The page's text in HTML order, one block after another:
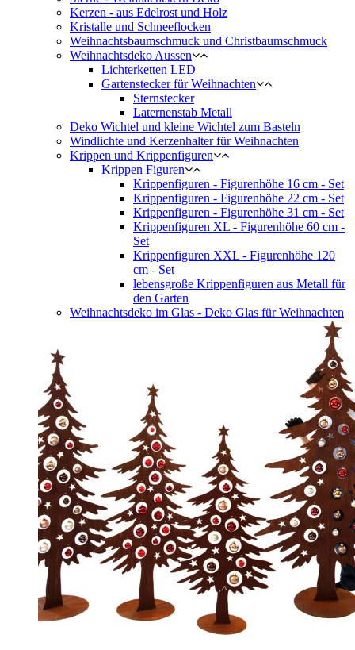
Kerzen - aus Edelrost und Holz
Kristalle und Schneeflocken
Weihnachtsbaumschmuck und Christbaumschmuck
Weihnachtsdeko Aussen
Lichterketten LED
Gartenstecker für Weihnachten
Sternstecker
Laternenstab Metall
Deko Wichtel und kleine Wichtel zum Basteln
Windlichte und Kerzenhalter für Weihnachten
Krippen und Krippenfiguren
Krippen Figuren
Krippenfiguren - Figurenhöhe 16 cm - Set
Krippenfiguren - Figurenhöhe 22 cm - Set
Krippenfiguren - Figurenhöhe 31 cm - Set
Krippenfiguren XL - Figurenhöhe 60 cm -
Set
Krippenfiguren XXL - Figurenhöhe 120
cm - Set
lebensgroße Krippenfiguren aus Metall für
den Garten
Weihnachtsdeko im Glas - Deko Glas für Weihnachten